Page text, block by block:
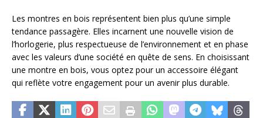
Les montres en bois représentent bien plus qu’une simple
tendance passagère. Elles incarnent une nouvelle vision de
l’horlogerie, plus respectueuse de l’environnement et en phase
avec les valeurs d’une société en quête de sens. En choisissant
une montre en bois, vous optez pour un accessoire élégant
qui reflète votre engagement pour un avenir plus durable.